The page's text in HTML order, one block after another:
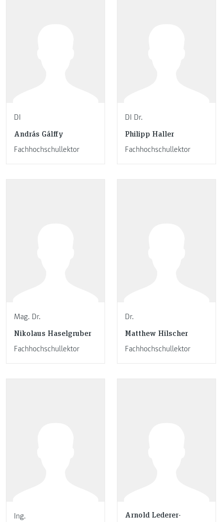
DI
András Gálffy
Fachhochschullektor
DI Dr.
Philipp Haller
Fachhochschullektor
Mag. Dr.
Nikolaus Haselgruber
Fachhochschullektor
Dr.
Matthew Hilscher
Fachhochschullektor
Ing.
Arnold Lederer-